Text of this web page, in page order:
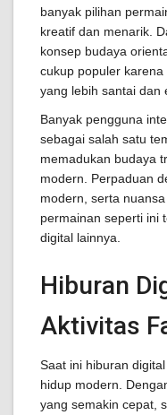
banyak pilihan
kreatif dan menarik.
konsep budaya
cukup populer
yang lebih santai dan
Banyak pengguna
sebagai salah satu
memadukan budaya
modern. Perpaduan
modern, serta
permainan seperti ini
digital lainnya.
Hiburan
Aktivitas
Saat ini hiburan
hidup modern.
yang semakin cepat,